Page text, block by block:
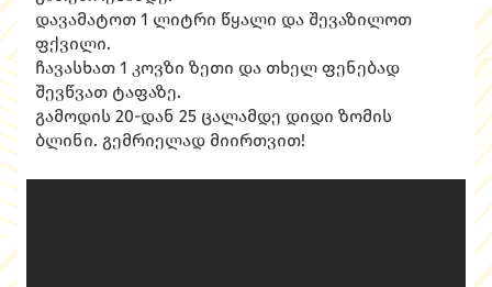
დავამატოთ 1 ლიტრი წყალი და შევაზილოთ
ფქვილი.
ჩავასხათ 1 კოვზი ზეთი და თხელ ფენებად
შევწვათ ტაფაზე.
გამოდის 20-დან 25 ცალამდე დიდი ზომის
ბლინი. გემრიელად მიირთვით!